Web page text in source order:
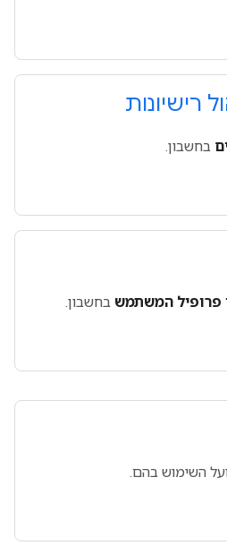
בחשבון.
פרופיל המשתמש בחשבון.
השימוש בהם.